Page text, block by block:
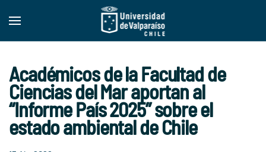
Skip to main content
Académicos de la Facultad de
Ciencias del Mar aportan al
“Informe País 2025” sobre el
estado ambiental de Chile